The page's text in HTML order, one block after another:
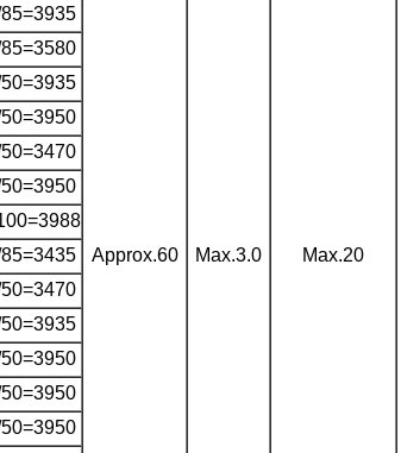
Approx.60 Max.3.0 Max.20